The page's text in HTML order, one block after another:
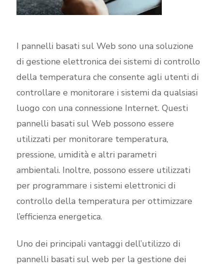
I pannelli basati sul Web sono una soluzione
di gestione elettronica dei sistemi di controllo
della temperatura che consente agli utenti di
controllare e monitorare i sistemi da qualsiasi
luogo con una connessione Internet. Questi
pannelli basati sul Web possono essere
utilizzati per monitorare temperatura,
pressione, umidità e altri parametri
ambientali. Inoltre, possono essere utilizzati
per programmare i sistemi elettronici di
controllo della temperatura per ottimizzare
l’efficienza energetica.
Uno dei principali vantaggi dell’utilizzo di
pannelli basati sul web per la gestione dei